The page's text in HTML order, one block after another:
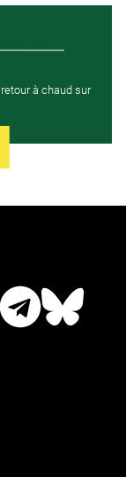
à chaud sur
LinkedinTelegram